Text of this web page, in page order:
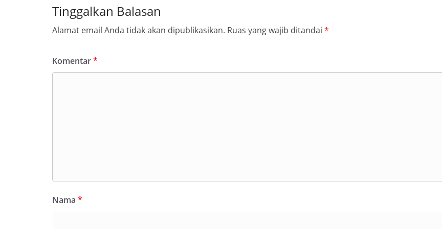
Tinggalkan Balasan
Alamat email Anda tidak akan dipublikasikan. Ruas yang wajib ditandai *
Komentar*
Nama *